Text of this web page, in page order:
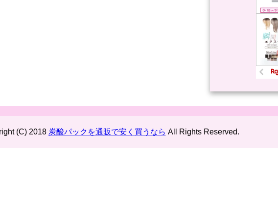
(C) 2018 炭酸パックを通販で安く買うなら All Rights Reserved.